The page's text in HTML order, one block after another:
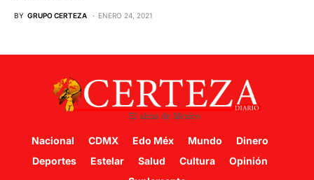
BY GRUPO CERTEZA ENERO 24, 2021
Nacional CDMX Edo Méx Mundo
Dinero
Deportes
Estelar Salud Cultura
Opinión